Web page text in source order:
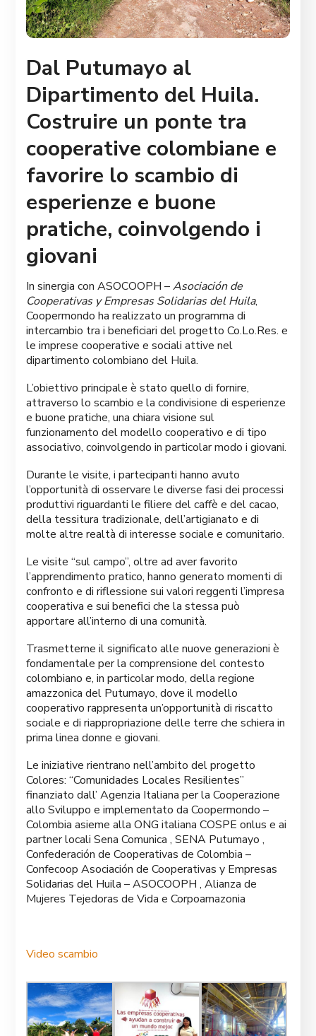
Dal Putumayo al
Dipartimento del Huila.
Costruire un ponte tra
cooperative colombiane e
favorire lo scambio di
esperienze e buone
pratiche, coinvolgendo i
giovani
In sinergia con ASOCOOPH –Asociación de
Cooperativas y Empresas Solidarias del Huila,
Coopermondo ha realizzato un programma di
intercambio tra i beneficiari del progetto Co.Lo.Res. e
le imprese cooperative e sociali attive nel
dipartimento colombiano del Huila.
L’obiettivo principale è stato quello di fornire,
attraverso lo scambio e la condivisione di esperienze
e buone pratiche, una chiara visione sul
funzionamento del modello cooperativo e di tipo
associativo, coinvolgendo in particolar modo i giovani.
Durante le visite, i partecipanti hanno avuto
l’opportunità di osservare le diverse fasi dei processi
produttivi riguardanti le filiere del caffè e del cacao,
della tessitura tradizionale, dell’artigianato e di
molte altre realtà di interesse sociale e comunitario.
Le visite “sul campo”, oltre ad aver favorito
l’apprendimento pratico, hanno generato momenti di
confronto e di riflessione sui valori reggenti l’impresa
cooperativa e sui benefici che la stessa può
apportare all’interno di una comunità.
Trasmetterne il significato alle nuove generazioni è
fondamentale per la comprensione del contesto
colombiano e, in particolar modo, della regione
amazzonica del Putumayo, dove il modello
cooperativo rappresenta un’opportunità di riscatto
sociale e di riappropriazione delle terre che schiera in
prima linea donne e giovani.
Le iniziative rientrano nell’ambito del progetto
Colores: “Comunidades Locales Resilientes”
finanziato dall’Agenzia Italiana per la Cooperazione
allo Sviluppo e implementato daCoopermondo –
Colombia asieme alla ONG italianaCOSPE onlus e ai
partner localiSena Comunica ,SENA Putumayo ,
Confederación de Cooperativas de Colombia –
Confecoop Asociación de Cooperativas y Empresas
Solidarias del Huila – ASOCOOPH ,Alianza de
Mujeres Tejedoras de Vida eCorpoamazonia
Video scambio